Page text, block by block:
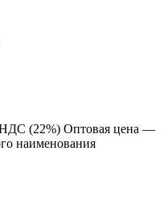
НДС (22%) Оптовая цена —
наименования